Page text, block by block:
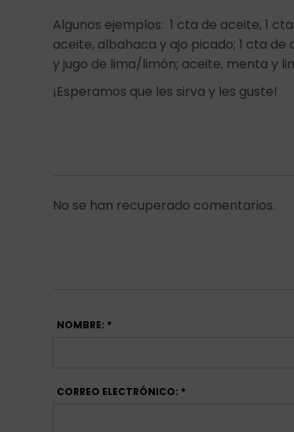
Algunos ejemplos: 1 cta de aceite, 1
aceite, albahaca y ajo picado; 1 cta
y jugo de lima/limón; aceite, menta y
¡Esperamos que les sirva y les guste!
No se han recuperado comentarios.
NOMBRE: *
CORREO ELECTRÓNICO: *